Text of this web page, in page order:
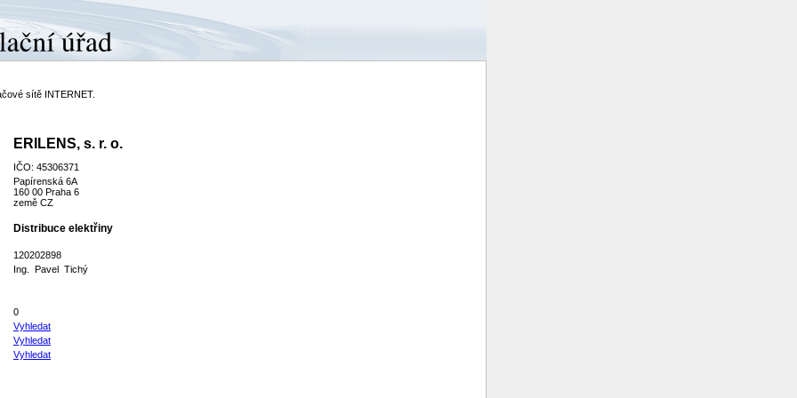
sítě INTERNET.
ERILENS, s. r. o.
IČO: 45306371
Papírenská 6A
160 00 Praha 6
země CZ
Distribuce elektřiny
120202898
Ing. Pavel Tichý
0
Vyhledat
Vyhledat
Vyhledat